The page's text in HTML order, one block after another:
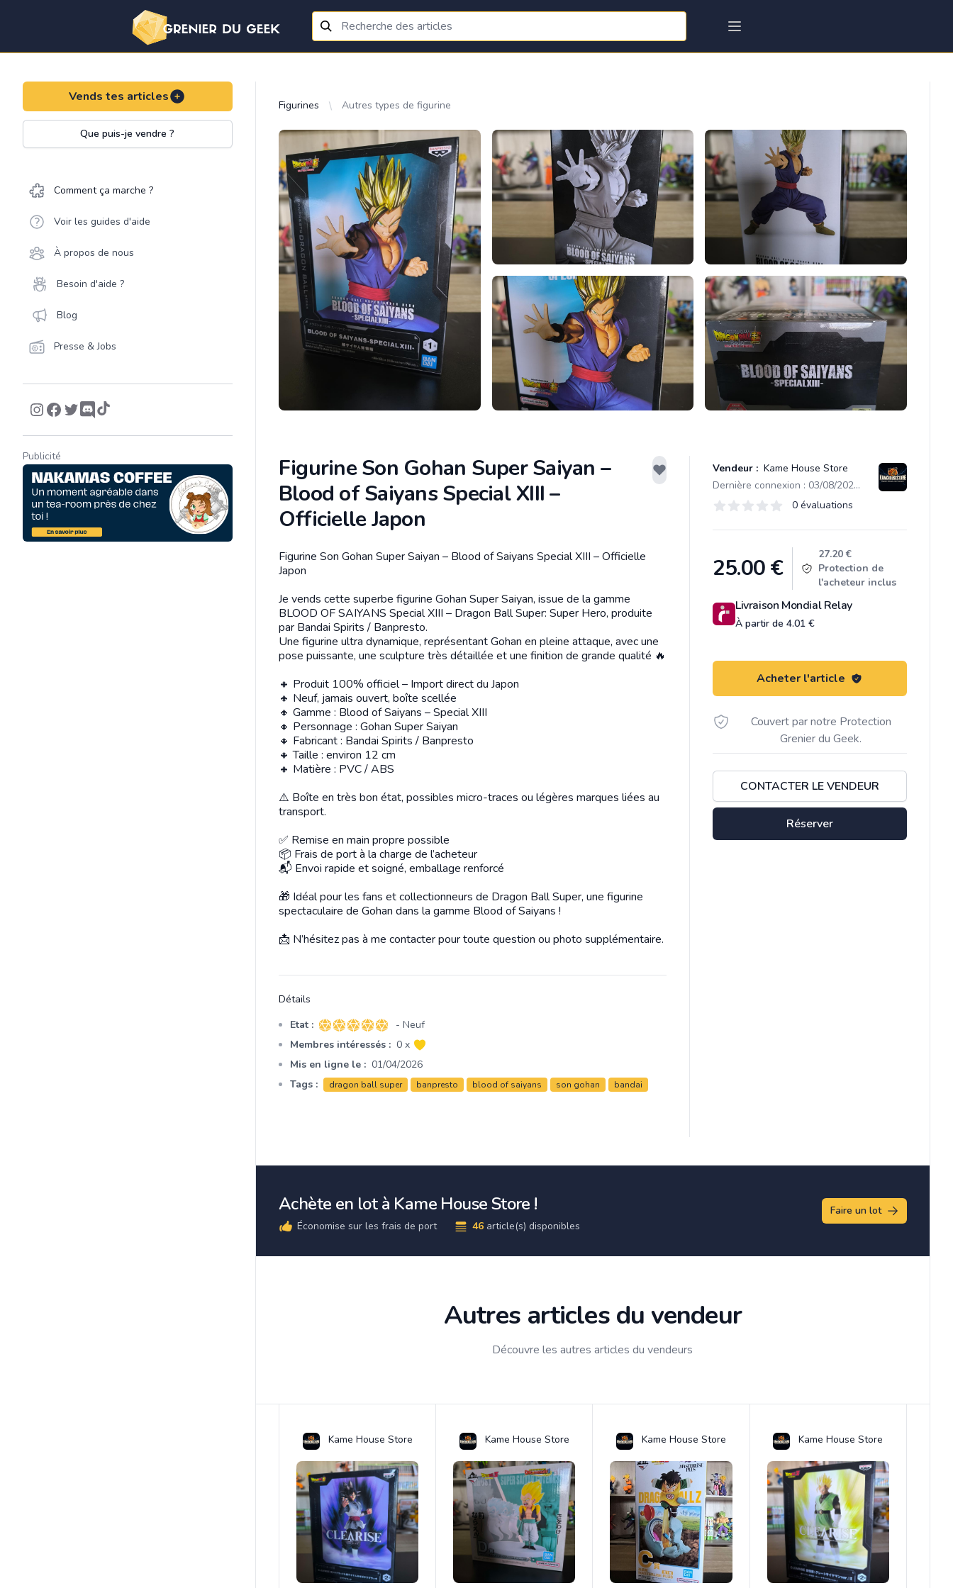
Vends tes articles
Que puis-je vendre ?
Comment ça marche ?
Voir les guides d'aide
À propos de nous
Besoin d'aide ?
Blog
Presse & Jobs
Publicité
Figurines Autres types de figurine
Figurine Son Gohan Super Saiyan –
Blood of Saiyans Special XIII –
Officielle Japon
Vendeur : Kame House Store
Dernière connexion : 03/08/2026 00:04
Évaluations
0 sur 5 étoiles 0 évaluations
25.00€
27.20 €
Protection de
l'acheteur inclus
Livraison Mondial Relay
À partir de 4.01 €
Acheter l'article
Couvert par notre Protection
Grenier du Geek.
CONTACTER LE VENDEUR
Réserver
Description
Figurine Son Gohan Super Saiyan – Blood of Saiyans Special XIII – Officielle
Japon
Je vends cette superbe figurine Gohan Super Saiyan, issue de la gamme
BLOOD OF SAIYANS Special XIII – Dragon Ball Super: Super Hero, produite
par Bandai Spirits / Banpresto.
Une figurine ultra dynamique, représentant Gohan en pleine attaque, avec une
pose puissante, une sculpture très détaillée et une finition de grande qualité 🔥
🔸 Produit 100% officiel – Import direct du Japon
🔸 Neuf, jamais ouvert, boîte scellée
🔸 Gamme : Blood of Saiyans – Special XIII
🔸 Personnage : Gohan Super Saiyan
🔸 Fabricant : Bandai Spirits / Banpresto
🔸 Taille : environ 12 cm
🔸 Matière : PVC / ABS
⚠️ Boîte en très bon état, possibles micro-traces ou légères marques liées au
transport.
✅ Remise en main propre possible
📦 Frais de port à la charge de l’acheteur
📬 Envoi rapide et soigné, emballage renforcé
🎁 Idéal pour les fans et collectionneurs de Dragon Ball Super, une figurine
spectaculaire de Gohan dans la gamme Blood of Saiyans !
📩 N’hésitez pas à me contacter pour toute question ou photo supplémentaire.
Détails
Etat : 5 sur 5 étoiles
- Neuf
Membres intéressés : 0 x
Mis en ligne le : 01/04/2026
Tags :
dragon ball super banpresto blood of saiyans son gohan bandai
Achète en lot à Kame House Store !
Économise sur les frais de port 46 article(s) disponibles
Faire un lot
Autres articles du vendeur
Découvre les autres articles du vendeurs
Kame House Store Kame House Store Kame House Store Kame House Store